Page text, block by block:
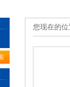
您现在的位